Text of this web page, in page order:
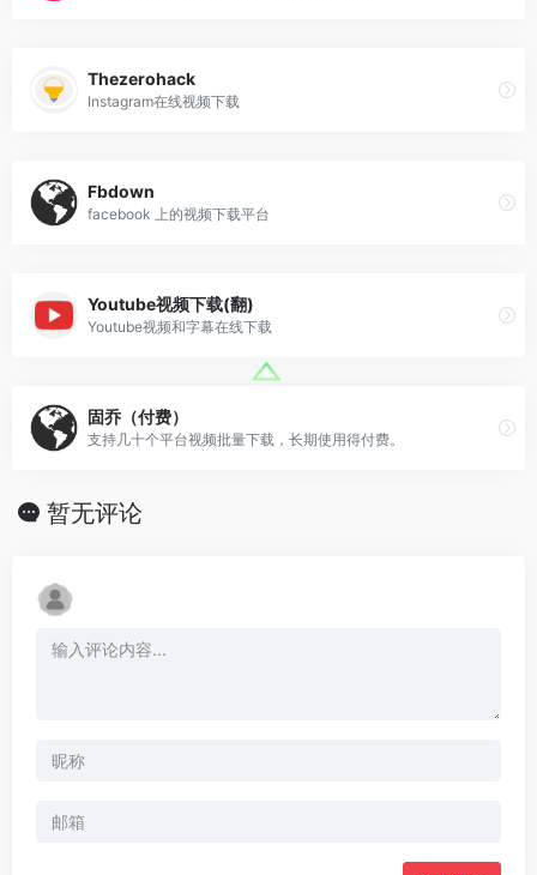
Thezerohack
Instagram在线视频下载
Fbdown
facebook 上的视频下载平台
Youtube视频下载(翻)
Youtube视频和字幕在线下载
固乔（付费）
支持几十个平台视频批量下载，长期使用得付费。
暂无评论